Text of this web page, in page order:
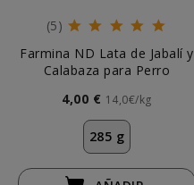
(5)
Farmina ND Lata de Jabalí y
Calabaza para Perro
4,00 € 14,0€/kg
285 g